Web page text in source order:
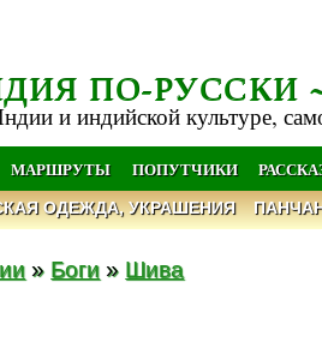
ПО-РУССКИ
и индийской культуре,
МАРШРУТЫ ПОПУТЧИКИ
ОДЕЖДА, УКРАШЕНИЯ
» Боги » Шива